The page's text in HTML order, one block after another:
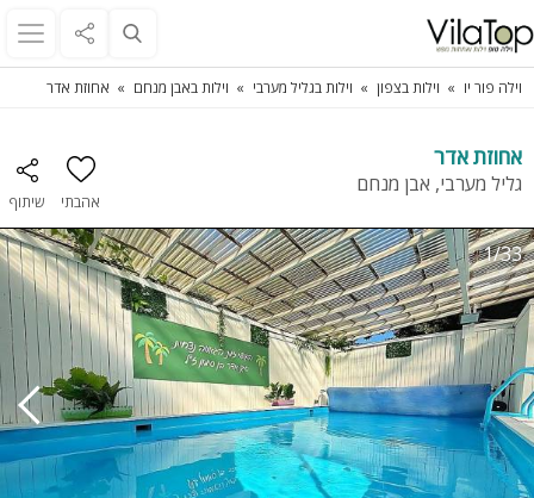
וילה פור יו וילות בצפון וילות בגליל מערבי וילות באבן מנחם אחוזת אדר
אחוזת אדר
גליל מערבי, אבן מנחם
אהבתי שיתוף
1/33